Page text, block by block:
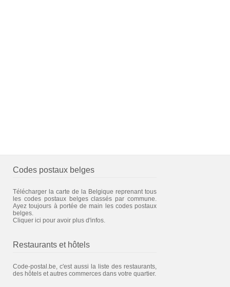
Codes postaux belges
Télécharger la carte de la Belgique reprenant tous
les codes postaux belges classés par commune.
Ayez toujours à portée de main les codes postaux
belges.
Cliquer ici pour avoir plus d'infos.
Restaurants et hôtels
Code-postal.be, c'est aussi la liste des restaurants,
des hôtels et autres commerces dans votre quartier.